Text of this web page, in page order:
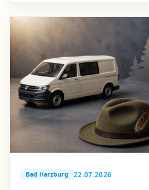
Bad Harzburg 22.07.2026